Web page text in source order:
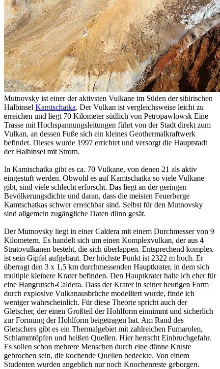
Mutnovsky ist einer der aktivsten Vulkane im Süden der sibirischen
Halbinsel Kamtschatka. Der Vulkan ist vergleichsweise leicht zu
erreichen und liegt 70 Kilometer südlich von Petropawlowsk Eine
Trasse mit Hochspannungsleitungen führt von der Stadt direkt zum
Vulkan, an dessen Fuße sich ein kleines Geothermalkraftwerk
befindet. Dieses wurde 1997 errichtet und versorgt die Hauptstadt
der Halbinsel mit Strom.
In Kamtschatka gibt es ca. 70 Vulkane, von denen 21 als aktiv
eingestuft werden. Obwohl es auf Kamtschatka so viele Vulkane
gibt, sind viele schlecht erforscht. Das liegt an der geringen
Bevölkerungsdichte und daran, dass die meisten Feuerberge
Kamtschatkas schwer erreichbar sind. Selbst für den Mutnovsky
sind allgemein zugängliche Daten dünn gesät.
Der Mutnovsky liegt in einer Caldera mit einem Durchmesser von 9
Kilometern. Es handelt sich um einen Komplexvulkan, der aus 4
Stratovulkanen besteht, die sich überlappen. Entsprechend komplex
ist sein Gipfel aufgebaut. Der höchste Punkt ist 2322 m hoch. Er
überragt den 3 x 1,5 km durchmessenden Hauptkrater, in dem sich
multiple kleinere Krater befinden. Den Hauptkrater halte ich eher für
eine Hangrutsch-Caldera. Dass der Krater in seiner heutigen Form
durch explosive Vulkanausbrüche modelliert wurde, finde ich
weniger wahrscheinlich. Für diese Theorie spricht auch der
Gletscher, der einen Großteil der Hohlform einnimmt und sicherlich
zur Formung der Hohlform beigetragen hat. Am Rand des
Gletschers gibt es ein Thermalgebiet mit zahlreichen Fumarolen,
Schlammtöpfen und heißen Quellen. Hier herrscht Einbruchgefahr.
Es sollen schon mehrere Menschen durch eine dünne Kruste
gebrochen sein, die kochende Quellen bedeckte. Von einem
Studenten wurden angeblich nur noch Knochenreste geborgen.